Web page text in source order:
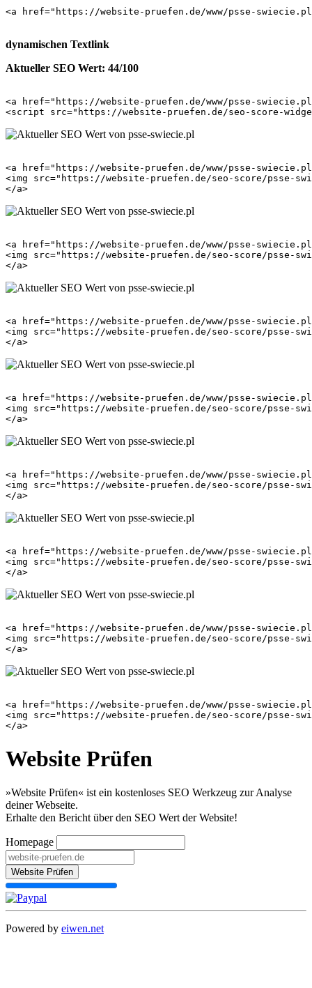
<a href="https://website-pruefen.de/www/psse-
dynamischen Textlink
Aktueller SEO Wert: 44/100
<a href="https://website-pruefen.de/www/psse-
<a href="https://website-pruefen.de/www/psse-
<img src="https://website-pruefen.de/seo-score/psse-
<a href="https://website-pruefen.de/www/psse-
<img src="https://website-pruefen.de/seo-score/psse-
<a href="https://website-pruefen.de/www/psse-
<img src="https://website-pruefen.de/seo-score/psse-
<a href="https://website-pruefen.de/www/psse-
<img src="https://website-pruefen.de/seo-score/psse-
<a href="https://website-pruefen.de/www/psse-
<img src="https://website-pruefen.de/seo-score/psse-
<a href="https://website-pruefen.de/www/psse-
<img src="https://website-pruefen.de/seo-score/psse-
<a href="https://website-pruefen.de/www/psse-
<img src="https://website-pruefen.de/seo-score/psse-
<a href="https://website-pruefen.de/www/psse-
<img src="https://website-pruefen.de/seo-score/psse-
Website Prüfen
»Website Prüfen« ist ein kostenloses SEO Werkzeug zur Analyse
deiner Webseite.
Erhalte den Bericht über den SEO Wert der Website!
Homepage
Website Prüfen
Powered by eiwen.net